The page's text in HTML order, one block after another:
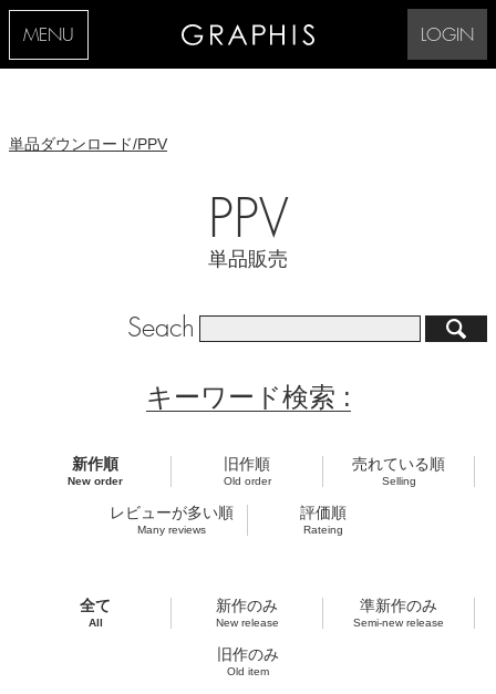
MENU LOGIN
単品ダウンロード/PPV
PPV
単品販売
Seach
キーワード検索 :
新作順
New order
旧作順
Old order
売れている順
Selling
レビューが多い順
Many reviews
評価順
Rateing
全て
All
新作のみ
New release
準新作のみ
Semi-new release
旧作のみ
Old item